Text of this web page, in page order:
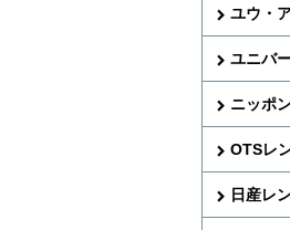
ユウ・
ユニバ
ニッポ
OTSレ
日産レ